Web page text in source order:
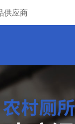
供应商